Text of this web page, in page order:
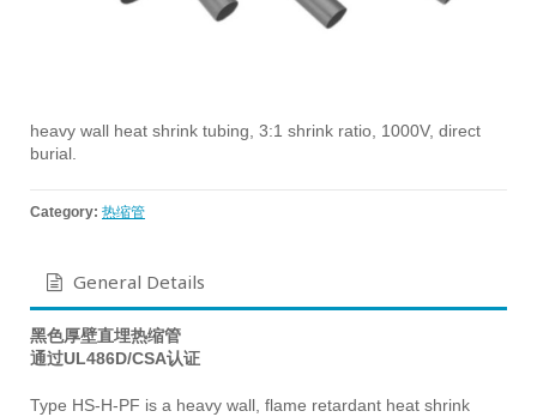
heavy wall heat shrink tubing, 3:1 shrink ratio, 1000V, direct
burial.
Category: 热缩管
General Details
黑色厚壁直埋热缩管
通过UL486D/CSA认证
Type HS-H-PF is a heavy wall, flame retardant heat shrink